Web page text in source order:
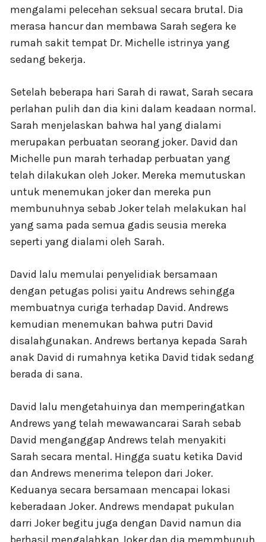
mengalami pelecehan seksual secara brutal. Dia
merasa hancur dan membawa Sarah segera ke
rumah sakit tempat Dr. Michelle istrinya yang
sedang bekerja.
Setelah beberapa hari Sarah di rawat, Sarah secara
perlahan pulih dan dia kini dalam keadaan normal.
Sarah menjelaskan bahwa hal yang dialami
merupakan perbuatan seorang joker. David dan
Michelle pun marah terhadap perbuatan yang
telah dilakukan oleh Joker. Mereka memutuskan
untuk menemukan joker dan mereka pun
membunuhnya sebab Joker telah melakukan hal
yang sama pada semua gadis seusia mereka
seperti yang dialami oleh Sarah.
David lalu memulai penyelidiak bersamaan
dengan petugas polisi yaitu Andrews sehingga
membuatnya curiga terhadap David. Andrews
kemudian menemukan bahwa putri David
disalahgunakan. Andrews bertanya kepada Sarah
anak David di rumahnya ketika David tidak sedang
berada di sana.
David lalu mengetahuinya dan memperingatkan
Andrews yang telah mewawancarai Sarah sebab
David menganggap Andrews telah menyakiti
Sarah secara mental. Hingga suatu ketika David
dan Andrews menerima telepon dari Joker.
Keduanya secara bersamaan mencapai lokasi
keberadaan Joker. Andrews mendapat pukulan
darri Joker begitu juga dengan David namun dia